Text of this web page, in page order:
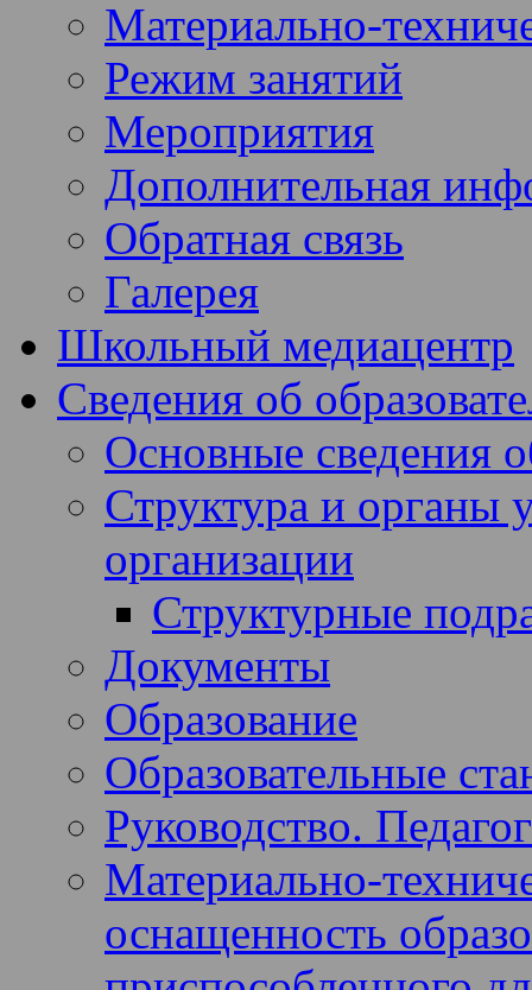
Материально-
Режим занятий
Мероприятия
Дополнительная
Обратная связь
Галерея
Школьный медиацентр
Сведения об
Основные сведения
Структура и органы
организации
Структурные
Документы
Образование
Образовательные
Руководство.
Материально-
оснащенность